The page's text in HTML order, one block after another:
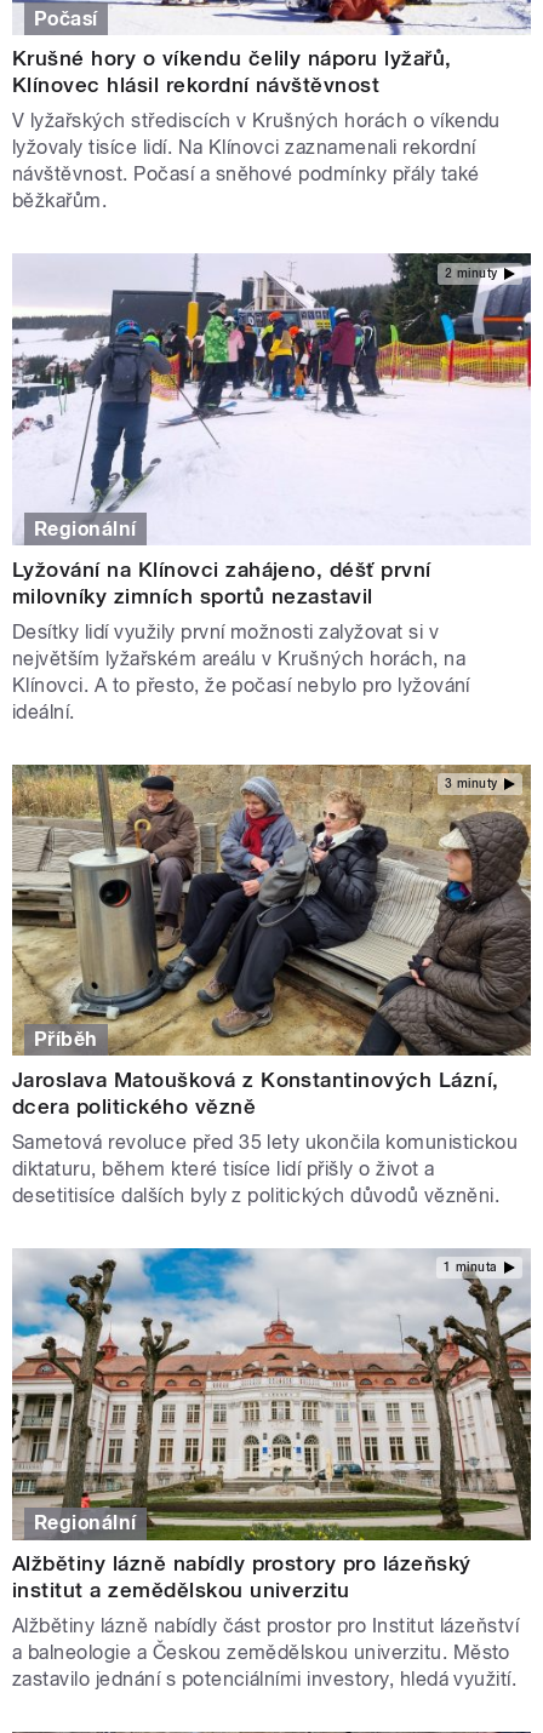
Počasí
Krušné hory o víkendu čelily náporu lyžařů,
Klínovec hlásil rekordní návštěvnost
V lyžařských střediscích v Krušných horách o víkendu
lyžovaly tisíce lidí. Na Klínovci zaznamenali rekordní
návštěvnost. Počasí a sněhové podmínky přály také
běžkařům.
2 minuty
Regionální
Lyžování na Klínovci zahájeno, déšť první
milovníky zimních sportů nezastavil
Desítky lidí využily první možnosti zalyžovat si v
největším lyžařském areálu v Krušných horách, na
Klínovci. A to přesto, že počasí nebylo pro lyžování
ideální.
3 minuty
Příběh
Jaroslava Matoušková z Konstantinových Lázní,
dcera politického vězně
Sametová revoluce před 35 lety ukončila komunistickou
diktaturu, během které tisíce lidí přišly o život a
desetitisíce dalších byly z politických důvodů vězněni.
1 minuta
Regionální
Alžbětiny lázně nabídly prostory pro lázeňský
institut a zemědělskou univerzitu
Alžbětiny lázně nabídly část prostor pro Institut lázeňství
a balneologie a Českou zemědělskou univerzitu. Město
zastavilo jednání s potenciálními investory, hledá využití.